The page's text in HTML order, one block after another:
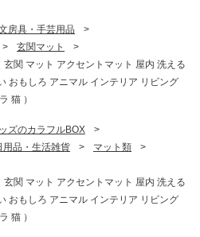
房具・手芸用品
>
> 玄関マット
>
関 マット アクセントマット 屋内 洗える
おもしろ アニマル インテリア リビング
猫 ）
ズのカラフルBOX
>
用品・生活雑貨 > マット類
>
関 マット アクセントマット 屋内 洗える
おもしろ アニマル インテリア リビング
猫 ）